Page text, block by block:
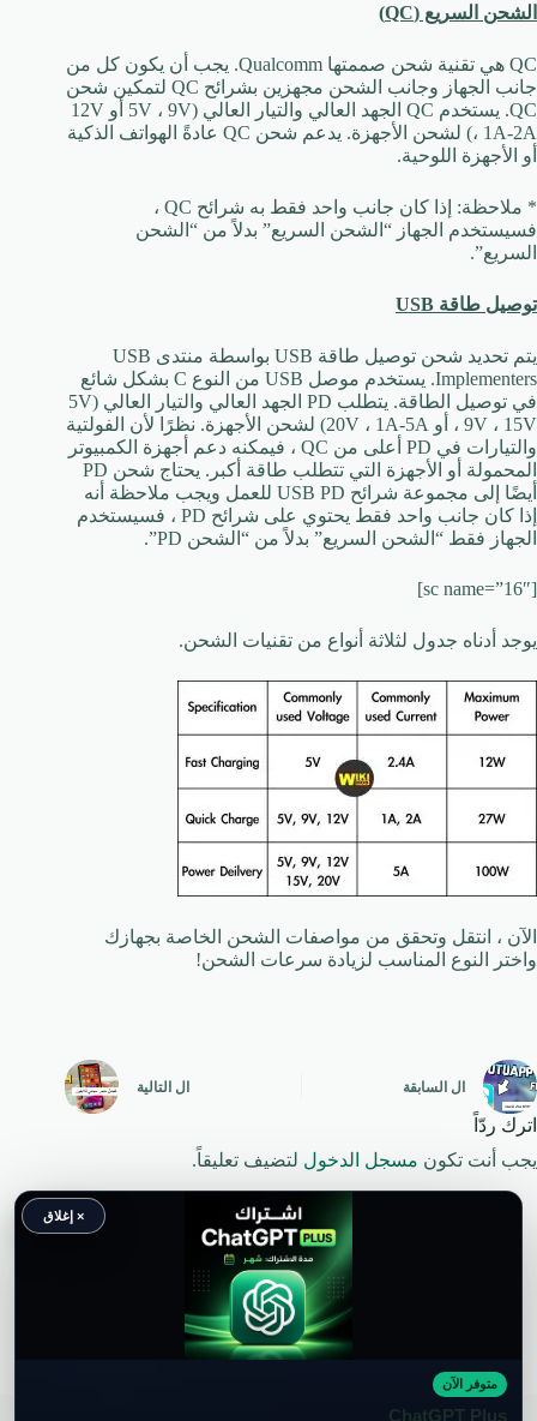
الشحن السريع (QC)
QC هي تقنية شحن صممتها Qualcomm. يجب أن يكون كل من
جانب الجهاز وجانب الشحن مجهزين بشرائح QC لتمكين شحن
QC.
يستخدم QC الجهد العالي والتيار العالي (5V ، 9V أو 12V
، 1A-2A) لشحن الأجهزة.
يدعم شحن QC عادةً الهواتف الذكية
أو الأجهزة اللوحية.
* ملاحظة: إذا كان جانب واحد فقط به شرائح QC ،
فسيستخدم الجهاز “الشحن السريع” بدلاً من “الشحن
السريع”.
توصيل طاقة USB
يتم تحديد شحن توصيل طاقة USB بواسطة منتدى USB
Implementers. يستخدم موصل USB من النوع C بشكل شائع
في توصيل الطاقة. يتطلب PD الجهد العالي والتيار العالي (5V
، 9V ، 15V أو 20V ، 1A-5A) لشحن الأجهزة. نظرًا لأن الفولتية
والتيارات في PD أعلى من QC ، فيمكنه دعم أجهزة الكمبيوتر
المحمولة أو الأجهزة التي تتطلب طاقة أكبر. يحتاج شحن PD
أيضًا إلى مجموعة شرائح USB PD للعمل ويجب ملاحظة أنه
إذا كان جانب واحد فقط يحتوي على شرائح PD ، فسيستخدم
الجهاز فقط “الشحن السريع” بدلاً من “الشحن PD”.
[sc name=”16″]
يوجد أدناه جدول لثلاثة أنواع من تقنيات الشحن.
الآن ، انتقل وتحقق من مواصفات الشحن الخاصة بجهازك
واختر النوع المناسب لزيادة سرعات الشحن!
ال السابقة ال التالية
اترك ردّاً
يجب أنت تكون مسجل الدخول لتضيف تعليقاً.
حقوق النشر محفوظة لموقع ويكي موب
× إغلاق
متوفر الآن
ChatGPT Plus